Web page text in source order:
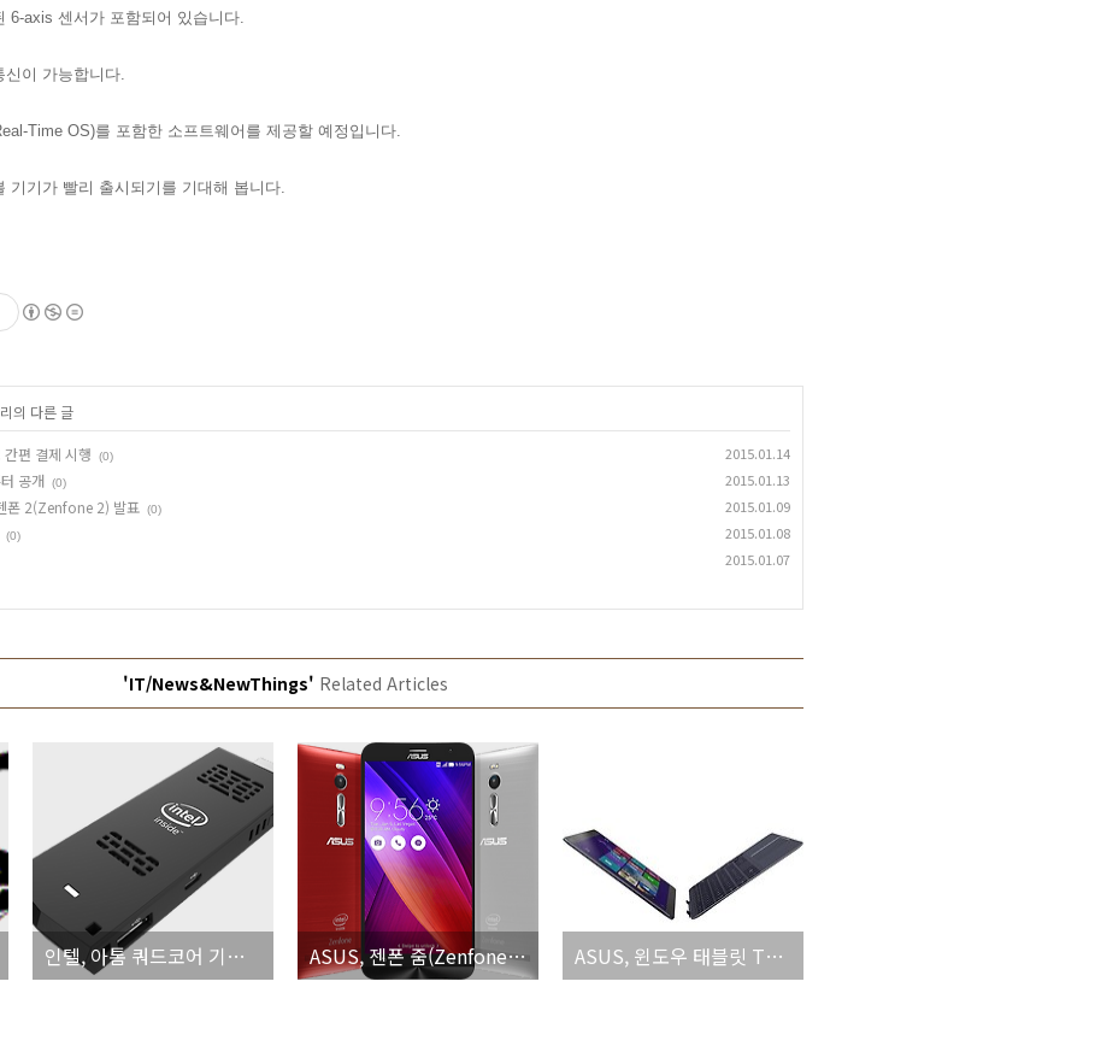
6-axis 센서가 포함되어 있습니다.
신이 가능합니다.
Time OS)를 포함한 소프트웨어를 제공할 예정입니다.
기기가 빨리 출시되기를 기대해 봅니다.
의 다른 글
편 결제 시행 (0) 2015.01.14
공개 (0) 2015.01.13
폰 2(Zenfone 2) 발표 (0) 2015.01.09
(0) 2015.01.08
2015.01.07
'IT/News&NewThings' Related Articles
인텔, 아톰 쿼드코어 기반 스틱형 컴퓨터 공개 ASUS, 젠폰 줌(Zenfone Zoom)과 젠폰 2(Zenfone 2) 발표 ASUS, 윈도우 태블릿 T300 Chi 발표